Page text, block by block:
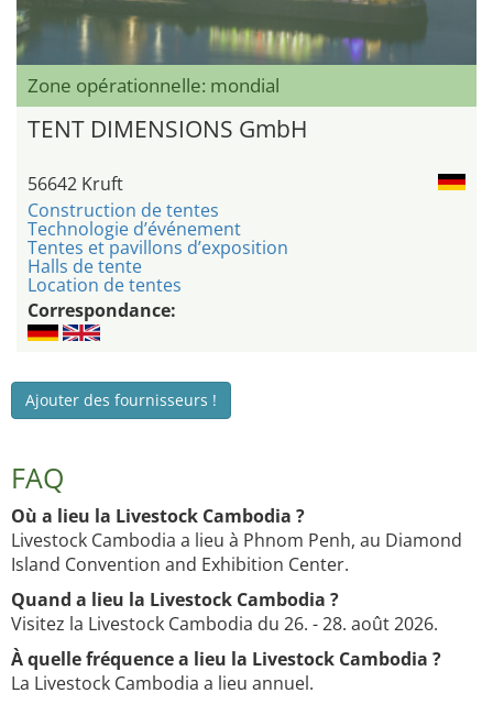
Zone opérationnelle: mondial
TENT DIMENSIONS GmbH
56642 Kruft
Construction de tentes
Technologie d’événement
Tentes et pavillons d’exposition
Halls de tente
Location de tentes
Correspondance:
Ajouter des fournisseurs !
FAQ
Où a lieu la Livestock Cambodia ?
Livestock Cambodia a lieu à Phnom Penh, au Diamond
Island Convention and Exhibition Center.
Quand a lieu la Livestock Cambodia ?
Visitez la Livestock Cambodia du 26. - 28. août 2026.
À quelle fréquence a lieu la Livestock Cambodia ?
La Livestock Cambodia a lieu annuel.